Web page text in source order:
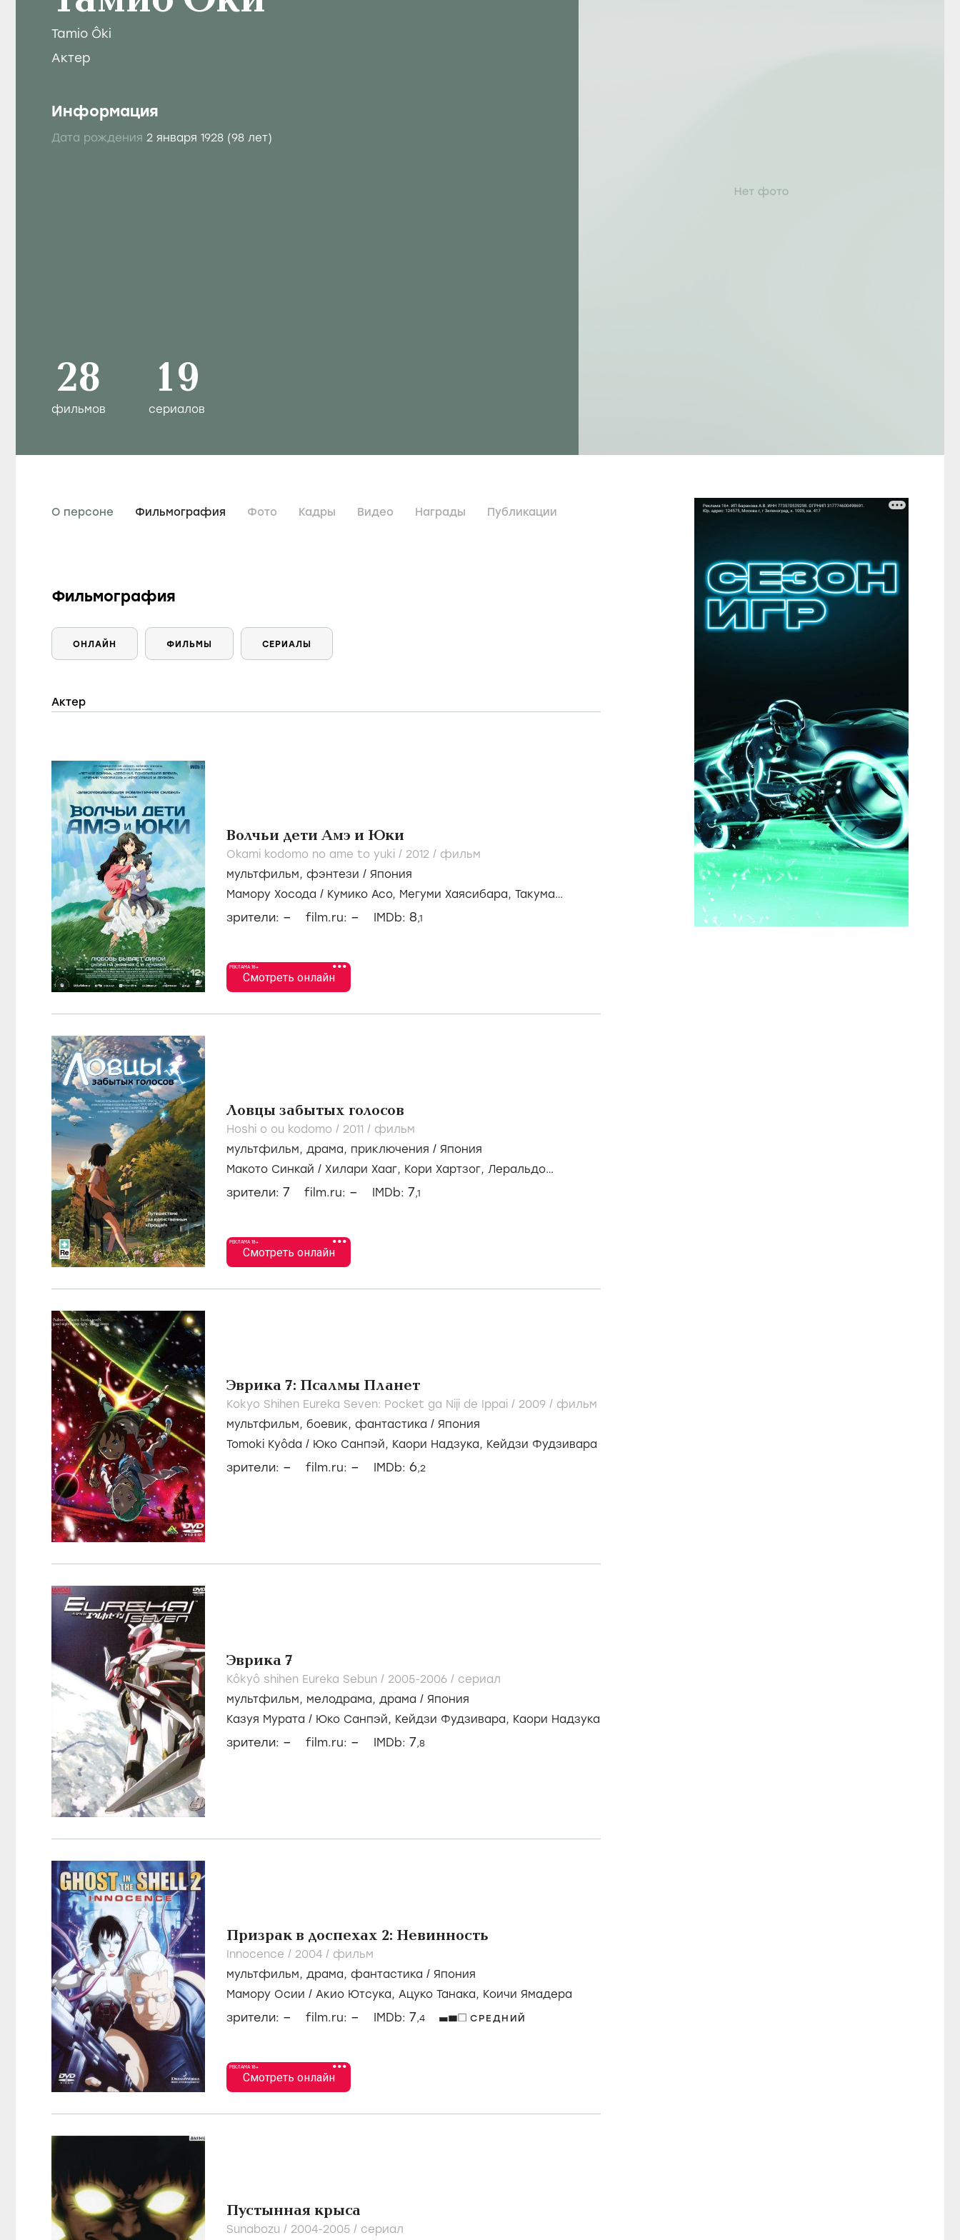
Tamio Ôki
Актер
Информация
Дата рождения 2 января 1928 (98 лет)
28
фильмов
19
сериалов
О персоне Фильмография Фото Кадры Видео Награды Публикации
Фильмография
ОНЛАЙН ФИЛЬМЫ СЕРИАЛЫ
Актер
Волчьи дети Амэ и Юки
Okami kodomo no ame to yuki / 2012 / фильм
мультфильм, фэнтези / Япония
Мамору Хосода / Кумико Асо, Мегуми Хаясибара, Такума
зрители: – film.ru: – IMDb: 8,1
•••
РЕКЛАМА 18+
Смотреть онлайн
Ловцы забытых голосов
Hoshi o ou kodomo / 2011 / фильм
мультфильм, драма, приключения / Япония
Макото Синкай / Хилари Хааг, Кори Хартзог, Леральдо
зрители: 7 film.ru: – IMDb: 7,1
•••
РЕКЛАМА 18+
Смотреть онлайн
Эврика 7: Псалмы Планет
Kokyo Shihen Eureka Seven: Pocket ga Niji de Ippai / 2009 / фильм
мультфильм, боевик, фантастика / Япония
Tomoki Kyôda / Юко Санпэй, Каори Надзука, Кейдзи Фудзивара
зрители: – film.ru: – IMDb: 6,2
Эврика 7
Kôkyô shihen Eureka Sebun / 2005-2006 / сериал
мультфильм, мелодрама, драма / Япония
Казуя Мурата / Юко Санпэй, Кейдзи Фудзивара, Каори Надзука
зрители: – film.ru: – IMDb: 7,8
Призрак в доспехах 2: Невинность
Innocence / 2004 / фильм
мультфильм, драма, фантастика / Япония
Мамору Осии / Акио Ютсука, Ацуко Танака, Коичи Ямадера
зрители: – film.ru: – IMDb: 7,4 СРЕДНИЙ
•••
РЕКЛАМА 18+
Смотреть онлайн
Пустынная крыса
Sunabozu / 2004-2005 / сериал